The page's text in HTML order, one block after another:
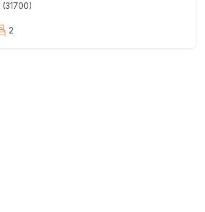
(31700)
2